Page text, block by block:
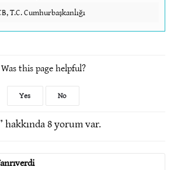
T.C. Cumhurbaşkanlığı
Was this page helpful?
Yes No
hakkında 8 yorum var.